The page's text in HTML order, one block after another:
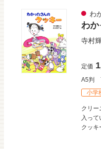
わ
わか
寺村
定価
A5判
小学
クリー
入っ
クッキ